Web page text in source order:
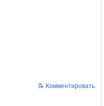
📝 Комментировать